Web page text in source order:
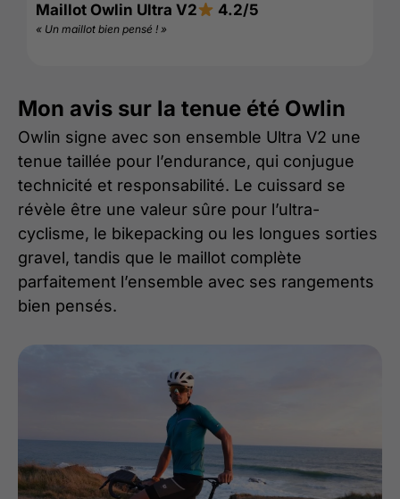
Maillot Owlin Ultra V2 4.2/5
« Un maillot bien pensé ! »
Mon avis sur la tenue été Owlin
Owlin signe avec son ensemble Ultra V2 une
tenue taillée pour l’endurance, qui conjugue
technicité et responsabilité. Le cuissard se
révèle être une valeur sûre pour l’ultra-
cyclisme, le bikepacking ou les longues sorties
gravel, tandis que le maillot complète
parfaitement l’ensemble avec ses rangements
bien pensés.